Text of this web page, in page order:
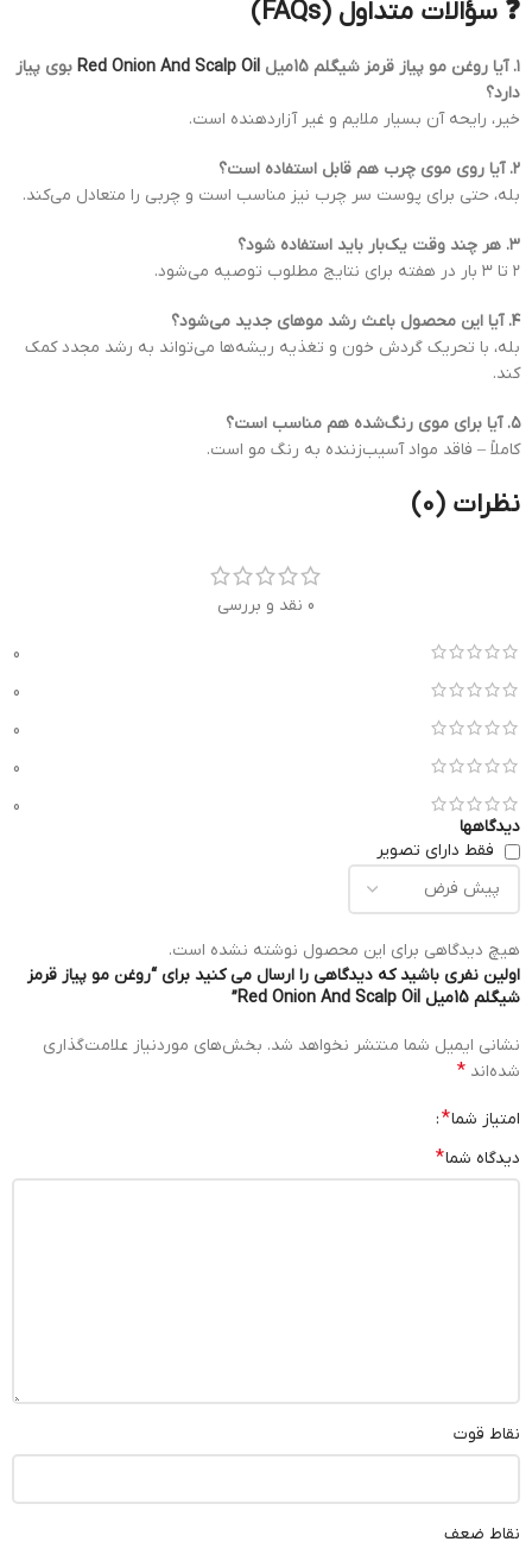
❓ سؤالات متداول (FAQs)
۱. آیا روغن مو پیاز قرمز شیگلم 15میل Red Onion And Scalp Oil بوی پیاز
دارد؟
خیر، رایحه آن بسیار ملایم و غیر آزاردهنده است.
۲. آیا روی موی چرب هم قابل استفاده است؟
بله، حتی برای پوست سر چرب نیز مناسب است و چربی را متعادل می‌کند.
۳. هر چند وقت یک‌بار باید استفاده شود؟
۲ تا ۳ بار در هفته برای نتایج مطلوب توصیه می‌شود.
۴. آیا این محصول باعث رشد موهای جدید می‌شود؟
بله، با تحریک گردش خون و تغذیه ریشه‌ها می‌تواند به رشد مجدد کمک
کند.
۵. آیا برای موی رنگ‌شده هم مناسب است؟
کاملاً – فاقد مواد آسیب‌زننده به رنگ مو است.
نظرات (0)
0 نقد و بررسی
0
0
0
0
0
دیدگاهها
فقط دارای تصویر
هیچ دیدگاهی برای این محصول نوشته نشده است.
اولین نفری باشید که دیدگاهی را ارسال می کنید برای “روغن مو پیاز قرمز
شیگلم 15میل Red Onion And Scalp Oil”
نشانی ایمیل شما منتشر نخواهد شد. بخش‌های موردنیاز علامت‌گذاری
شده‌اند *
امتیاز شما*
دیدگاه شما*
نقاط قوت
نقاط ضعف